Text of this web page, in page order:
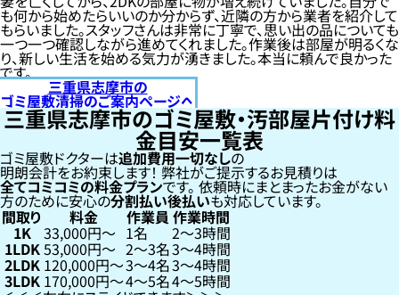
も何から始めたらいいのか分からず、近隣の方から業者を紹介して
もらいました。スタッフさんは非常に丁寧で、思い出の品についても
一つ一つ確認しながら進めてくれました。作業後は部屋が明るくな
り、新しい生活を始める気力が湧きました。本当に頼んで良かった
です。
三重県志摩市の
ゴミ屋敷清掃のご案内ページへ
三重県志摩市のゴミ屋敷・汚部屋片付け料
金目安一覧表
ゴミ屋敷ドクターは追加費用一切なしの
明朗会計をお約束します！弊社がご提示するお見積りは
全てコミコミの料金プランです。依頼時にまとまったお金がない
方のために安心の分割払い後払いも対応しています。
間取り 料金 作業員 作業時間
1K 33,000円〜 1名 2〜3時間
1LDK53,000円〜 2〜3名3〜4時間
2LDK 120,000円〜3〜4名3〜4時間
3LDK 170,000円〜4〜5名4〜5時間